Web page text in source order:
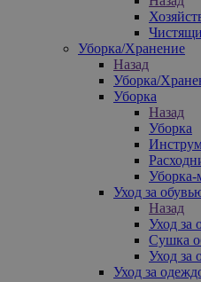
Уборка/Хранение
Назад
Уборка/
Уборка
Назад
Уборка
Уборка-
Уход за
Назад
Уход за
Сушка
Уход за
Уход за